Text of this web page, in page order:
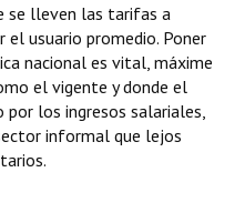
se lleven las tarifas a
el usuario promedio. Poner
nacional es vital, máxime
el vigente y donde el
por los ingresos salariales,
informal que lejos